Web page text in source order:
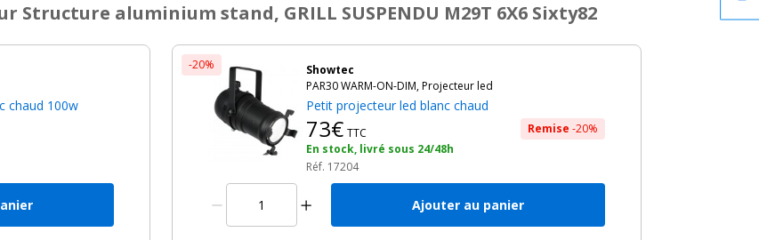
Structure aluminium stand, GRILL SUSPENDU M29T 6X6 Sixty82
chaud 100w
-20%
Showtec
PAR30 WARM-ON-DIM, Projecteur led
Petit projecteur led blanc chaud
Remise -20%
73€ TTC
En stock, livré sous 24/48h
Réf. 17204
Ajouter au panier